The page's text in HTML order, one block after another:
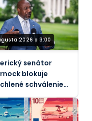
Yanbu
2026 o 3:00
senátor
blokuje
schválenie
voči Rusku